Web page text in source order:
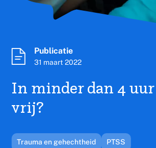
In minder dan 4 uur
vrij?
Publicatietype:
Publicatie
Published
31 maart 2022
Gerelateerd
Trauma en gehechtheid PTSS